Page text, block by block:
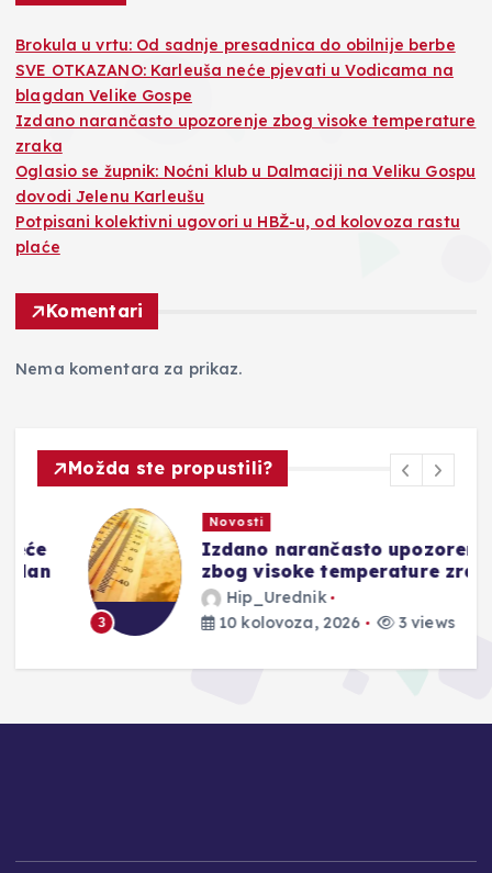
Brokula u vrtu: Od sadnje presadnica do obilnije berbe
SVE OTKAZANO: Karleuša neće pjevati u Vodicama na
blagdan Velike Gospe
Izdano narančasto upozorenje zbog visoke temperature
zraka
Oglasio se župnik: Noćni klub u Dalmaciji na Veliku Gospu
dovodi Jelenu Karleušu
Potpisani kolektivni ugovori u HBŽ-u, od kolovoza rastu
plaće
Komentari
Nema komentara za prikaz.
Možda ste propustili?
Novosti
Izdano narančasto upozorenje
zbog visoke temperature zraka
Hip_Urednik
10 kolovoza, 2026
3 views